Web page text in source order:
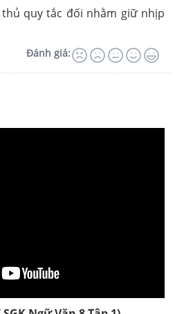
quy tắc đối nhằm giữ nhịp
Đánh giá: